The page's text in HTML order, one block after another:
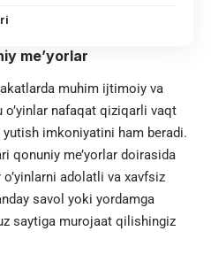
me’yorlar
muhim ijtimoiy va
nafaqat qiziqarli vaqt
imkoniyatini ham beradi.
qonuniy me’yorlar doirasida
adolatli va xavfsiz
savol yoki yordamga
saytiga murojaat qilishingiz